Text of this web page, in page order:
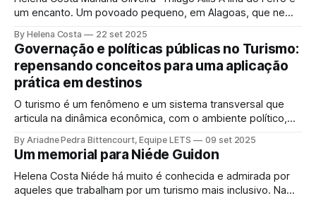
um encanto. Um povoado pequeno, em Alagoas, que nem
De um lado, terras alagoanas. Do outro, Sergipe. Sua
população de cerca de 500 pessoas tem água, arte
By Helena Costa 22 set 2025
Governação e políticas públicas no Turismo:
repensando conceitos para uma aplicação
prática em destinos
O turismo é um fenômeno e um sistema transversal que
articula na dinâmica econômica, com o ambiente político,
e o meio ambiente, num mesmo quadro de
desenvolvimento sustentável, inclusão social, e
fortalecimento de territórios. Contudo, para que seu
potencial se
By Ariadne Pedra Bittencourt, Equipe LETS 09 set 2025
Um memorial para Niéde Guidon
Helena Costa Niéde há muito é conhecida e admirada por
aqueles que trabalham por um turismo mais inclusivo. Na